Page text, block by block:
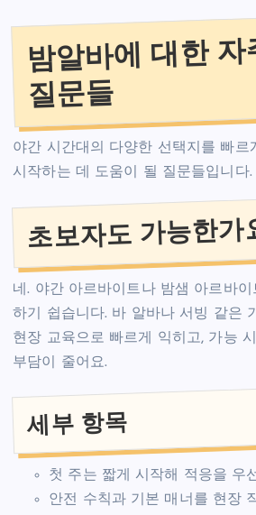
밤알바에 대한 자
질문들
야간 시간대의 다양한 선택지를 빠르
시작하는 데 도움이 될 질문들입니다.
초보자도 가능한가
네. 야간 아르바이트나 밤샘 아르바
하기 쉽습니다. 바 알바나 서빙 같은
현장 교육으로 빠르게 익히고, 가능
부담이 줄어요.
세부 항목
첫 주는 짧게 시작해 적응을 우
안전 수칙과 기본 매너를 현장